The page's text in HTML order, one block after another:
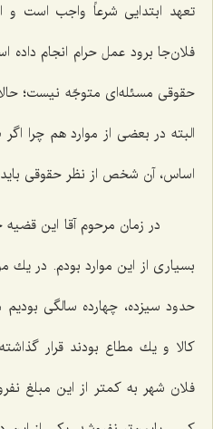
تعهد ابتدایی شرعاً واجب است و
فلان‌جا برود عمل حرام انجام
حقوقی مسئله‌ای متوجّه نیست؛
البته در بعضی از موارد هم چرا
اساس، آن شخص از نظر حقوقی
در زمان مرحوم آقا این
بسیاری از این موارد بودم. در یك
حدود سیزده، چهارده سالگی
كالا و یك مطاع بودند قرار
فلان شهر به كمتر از این مبلغ